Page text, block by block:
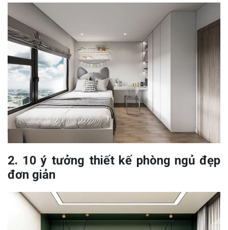
2. 10 ý tưởng thiết kế phòng ngủ đẹp
đơn giản